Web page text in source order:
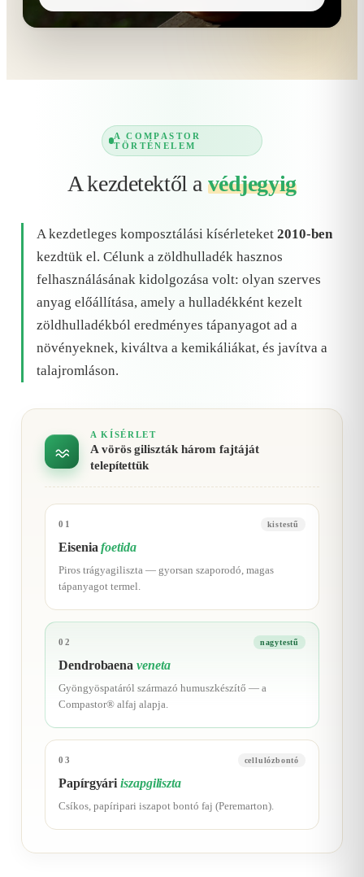
A COMPASTOR
TÖRTÉNELEM
A kezdetektől a védjegyig
A kezdetleges komposztálási kísérleteket 2010-ben
kezdtük el. Célunk a zöldhulladék hasznos
felhasználásának kidolgozása volt: olyan szerves
anyag előállítása, amely a hulladékként kezelt
zöldhulladékból eredményes tápanyagot ad a
növényeknek, kiváltva a kemikáliákat, és javítva a
talajromláson.
A KÍSÉRLET
A vörös giliszták három fajtáját
telepítettük
01 kistestű
Eiseniafoetida
Piros trágyagiliszta — gyorsan szaporodó, magas
tápanyagot termel.
02 nagytestű
Dendrobaenaveneta
Gyöngyöspatáról származó humuszkészítő — a
Compastor® alfaj alapja.
03 cellulózbontó
Papírgyáriiszapgiliszta
Csíkos, papíripari iszapot bontó faj (Peremarton).